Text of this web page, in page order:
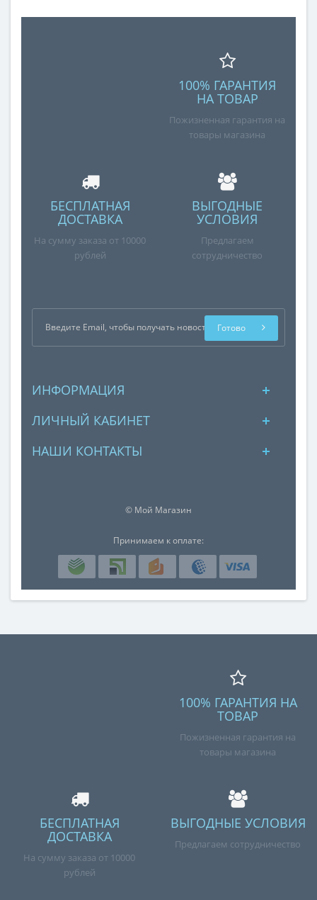
100% ГАРАНТИЯ
НА ТОВАР
Пожизненная гарантия на
товары магазина
БЕСПЛАТНАЯ
ДОСТАВКА
На сумму заказа от 10000
рублей
ВЫГОДНЫЕ
УСЛОВИЯ
Предлагаем
сотрудничество
Готово
ИНФОРМАЦИЯ
ЛИЧНЫЙ КАБИНЕТ
НАШИ КОНТАКТЫ
© Мой Магазин
Принимаем к оплате:
100% ГАРАНТИЯ НА
ТОВАР
Пожизненная гарантия на
товары магазина
БЕСПЛАТНАЯ
ДОСТАВКА
На сумму заказа от 10000
рублей
ВЫГОДНЫЕ УСЛОВИЯ
Предлагаем сотрудничество